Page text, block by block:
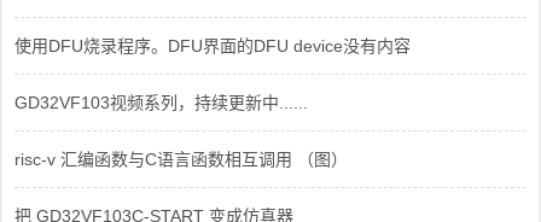
使用DFU烧录程序。DFU界面的DFU device没有内容
GD32VF103视频系列，持续更新中......
risc-v 汇编函数与C语言函数相互调用 （图）
把 GD32VF103C-START 变成仿真器